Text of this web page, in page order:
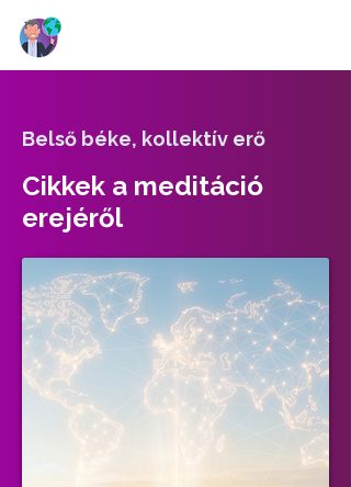
Belső béke, kollektív erő
Cikkek a meditáció
erejéről